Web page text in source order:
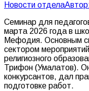
Новости отдела
Семинар для
марта 2026 года в
Мефодия. Основным
сектором
религиозного
Трифон (Умалатов).
конкурсантов, дал
подготовке работ.